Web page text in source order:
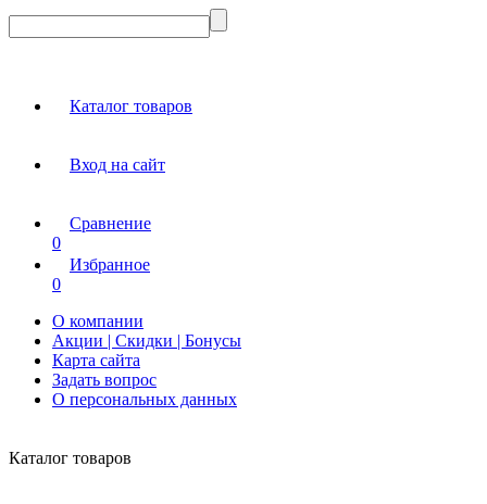
Каталог товаров
Вход на сайт
Сравнение
0
Избранное
0
О компании
Акции | Скидки | Бонусы
Карта сайта
Задать вопрос
О персональных данных
Каталог товаров